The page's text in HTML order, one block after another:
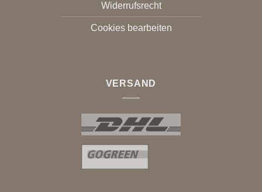
Widerrufsrecht
Cookies bearbeiten
VERSAND